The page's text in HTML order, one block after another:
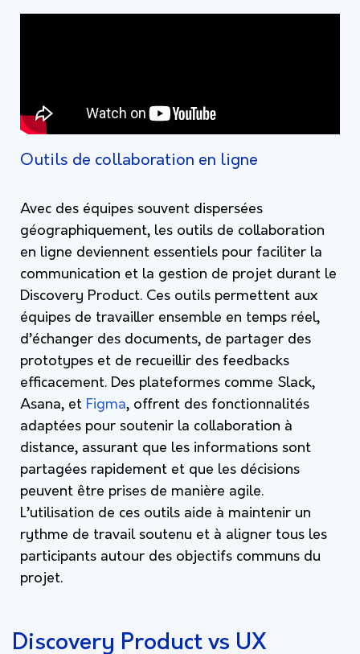
Outils de collaboration en ligne
Avec des équipes souvent dispersées
géographiquement, les outils de collaboration
en ligne deviennent essentiels pour faciliter la
communication et la gestion de projet durant le
Discovery Product. Ces outils permettent aux
équipes de travailler ensemble en temps réel,
d’échanger des documents, de partager des
prototypes et de recueillir des feedbacks
efficacement. Des plateformes comme Slack,
Asana, et Figma, offrent des fonctionnalités
adaptées pour soutenir la collaboration à
distance, assurant que les informations sont
partagées rapidement et que les décisions
peuvent être prises de manière agile.
L’utilisation de ces outils aide à maintenir un
rythme de travail soutenu et à aligner tous les
participants autour des objectifs communs du
projet.
Discovery Product vs UX